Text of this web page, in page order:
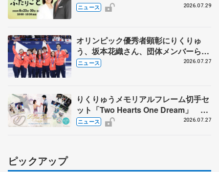
裏エピソードも
ニュース 2026.07.29
オリンピック優秀者顕彰にりくりゅ
う、坂本花織さん、団体メンバーら
8月7日に文科省が表彰式、ブルーノ・
ニュース 2026.07.27
りくりゅうメモリアルフレーム切手セ
ット「Two Hearts One Dream」 受
注生産、7月29日受け付け開始
ニュース 2026.07.27
ピックアップ